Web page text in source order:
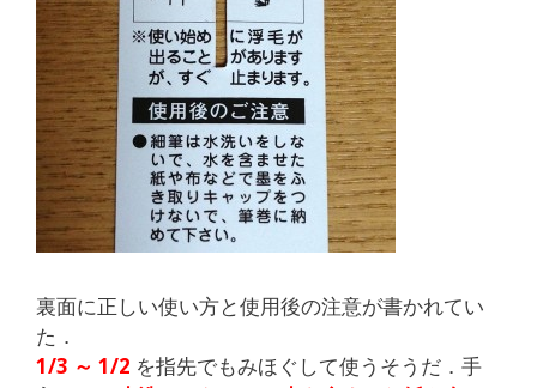
裏面に正しい使い方と使用後の注意が書かれてい
た．
1/3 ～ 1/2 を指先でもみほぐして使うそうだ．手